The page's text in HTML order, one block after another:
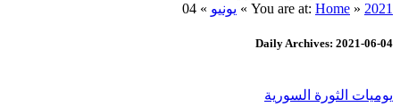
You are at: Home » 2021
» يونيو »
04
Daily Archives: 2021-06-04
يوميات الثورة السورية